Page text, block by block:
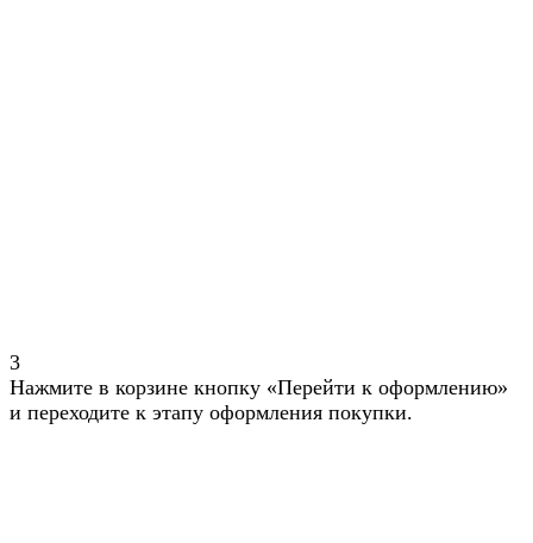
3
Нажмите в корзине кнопку «Перейти к оформлению»
и переходите к этапу оформления покупки.